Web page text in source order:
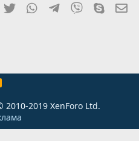
TwitterWhatsAppTelegram
Viber Skype
2010-2019 XenForo Ltd.